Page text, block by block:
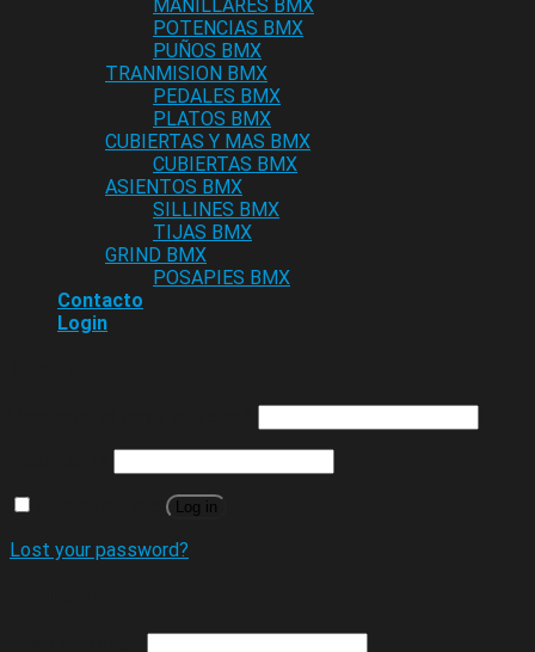
MANILLARES BMX
POTENCIAS BMX
PUÑOS BMX
TRANMISION BMX
PEDALES BMX
PLATOS BMX
CUBIERTAS Y MAS BMX
CUBIERTAS BMX
ASIENTOS BMX
SILLINES BMX
TIJAS BMX
GRIND BMX
POSAPIES BMX
Contacto
Login
Log in
Lost your password?